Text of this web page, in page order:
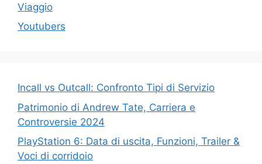
Viaggio
Youtubers
Incall vs Outcall: Confronto Tipi di Servizio
Patrimonio di Andrew Tate, Carriera e
Controversie 2024
PlayStation 6: Data di uscita, Funzioni, Trailer &
Voci di corridoio